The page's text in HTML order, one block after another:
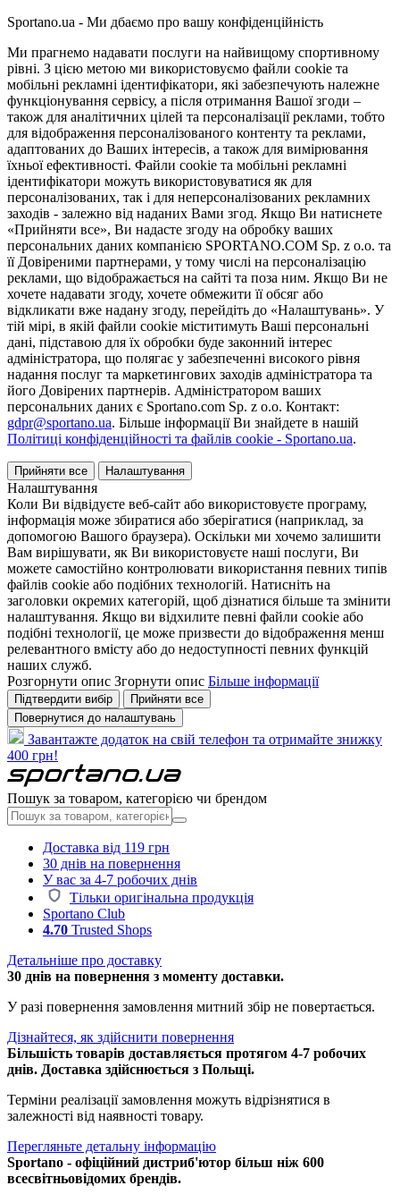
Sportano.ua - Ми дбаємо про вашу конфіденційність
Ми прагнемо надавати послуги на найвищому спортивному
рівні. З цією метою ми використовуємо файли cookie та
мобільні рекламні ідентифікатори, які забезпечують належне
функціонування сервісу, а після отримання Вашої згоди –
також для аналітичних цілей та персоналізації реклами, тобто
для відображення персоналізованого контенту та реклами,
адаптованих до Ваших інтересів, а також для вимірювання
їхньої ефективності. Файли cookie та мобільні рекламні
ідентифікатори можуть використовуватися як для
персоналізованих, так і для неперсоналізованих рекламних
заходів - залежно від наданих Вами згод. Якщо Ви натиснете
«Прийняти все», Ви надасте згоду на обробку ваших
персональних даних компанією SPORTANO.COM Sp. z o.o. та
її Довіреними партнерами, у тому числі на персоналізацію
реклами, що відображається на сайті та поза ним. Якщо Ви не
хочете надавати згоду, хочете обмежити її обсяг або
відкликати вже надану згоду, перейдіть до «Налаштувань». У
тій мірі, в якій файли cookie міститимуть Ваші персональні
дані, підставою для їх обробки буде законний інтерес
адміністратора, що полягає у забезпеченні високого рівня
надання послуг та маркетингових заходів адміністратора та
його Довірених партнерів. Адміністратором ваших
персональних даних є Sportano.com Sp. z o.o. Контакт:
gdpr@sportano.ua. Більше інформації Ви знайдете в нашій
Політиці конфіденційності та файлів cookie - Sportano.ua.
Прийняти все Налаштування
Налаштування
Коли Ви відвідуєте веб-сайт або використовуєте програму,
інформація може збиратися або зберігатися (наприклад, за
допомогою Вашого браузера). Оскільки ми хочемо залишити
Вам вирішувати, як Ви використовуєте наші послуги, Ви
можете самостійно контролювати використання певних типів
файлів cookie або подібних технологій. Натисніть на
заголовки окремих категорій, щоб дізнатися більше та змінити
налаштування. Якщо ви відхилите певні файли cookie або
подібні технології, це може призвести до відображення менш
релевантного вмісту або до недоступності певних функцій
наших служб.
Розгорнути опис Згорнути опис Більше інформації
Підтвердити вибір
Прийняти все
Повернутися до налаштувань
Завантажте додаток на свій телефон та отримайте знижку
400 грн!
Пошук за товаром, категорією чи брендом
Доставка від 119 грн
30 днів на повернення
У вас за 4-7 робочих днів
Тільки оригінальна продукція
Sportano Club
4.70 Trusted Shops
Детальніше про доставку
30 днів на повернення з моменту доставки.
У разі повернення замовлення митний збір не повертається.
Дізнайтеся, як здійснити повернення
Більшість товарів доставляється протягом 4-7 робочих
днів. Доставка здійснюється з Польщі.
Терміни реалізації замовлення можуть відрізнятися в
залежності від наявності товару.
Перегляньте детальну інформацію
Sportano - офіційний дистриб'ютор більш ніж 600
всесвітньовідомих брендів.